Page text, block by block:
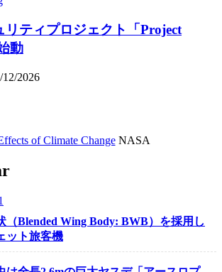
ティプロジェクト「Project
動
12/2026
of Climate ChangeNASA
（Blended Wing Body: BWB）を採用し
ット旅客機